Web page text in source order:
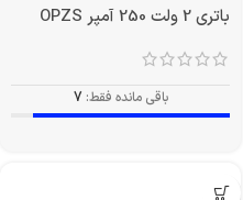
باتری 2 ولت 250 آمپر OPZS
باقی مانده فقط: 7